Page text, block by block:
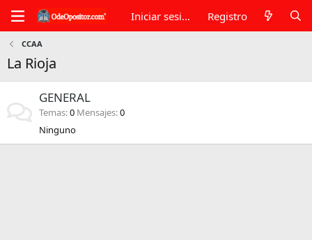
Iniciar sesión Registro
CCAA
La Rioja
GENERAL
Temas 0 Mensajes 0
Ninguno